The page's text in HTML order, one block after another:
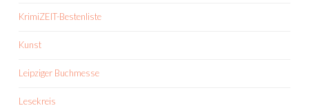
KrimiZEIT-Bestenliste
Kunst
Leipziger Buchmesse
Lesekreis